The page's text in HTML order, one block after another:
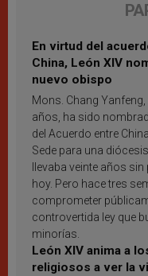
En virtud del
China, León XIV
nuevo obispo
Mons. Chang Yanfeng,
años, ha sido
del Acuerdo entre
Sede para una
llevaba veinte años
hoy. Pero hace tres
comprometer
controvertida ley que
minorías.
León XIV anima a
religiosos a ver la